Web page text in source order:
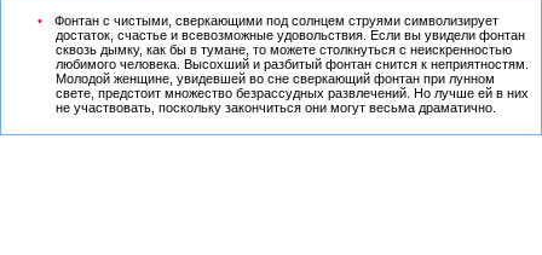
Фонтан с чистыми, сверкающими под солнцем струями символизирует
достаток, счастье и всевозможные удовольствия. Если вы увидели фонтан
сквозь дымку, как бы в тумане, то можете столкнуться с неискренностью
любимого человека. Высохший и разбитый фонтан снится к неприятностям.
Молодой женщине, увидевшей во сне сверкающий фонтан при лунном
свете, предстоит множество безрассудных развлечений. Но лучше ей в них
не участвовать, поскольку закончиться они могут весьма драматично.